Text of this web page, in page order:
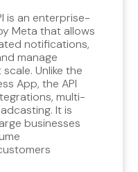
is an enterprise-
Meta that allows
notifications,
manage
Unlike the
App, the API
multi-
It is
businesses